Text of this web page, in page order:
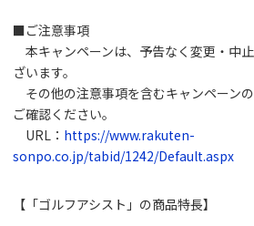
■ご注意事項
本キャンペーンは、予告なく変更・中
ざいます。
その他の注意事項を含むキャンペーン
ご確認ください。
URL： https://www.rakuten-
sonpo.co.jp/tabid/1242/Default.aspx
【「ゴルフアシスト」の商品特長】